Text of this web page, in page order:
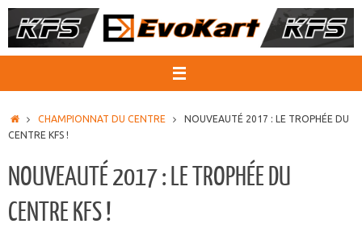
Passer
au
ACCUEIL
CHAMPIONNAT DU CENTRE
NOUVEAUTÉ 2017 : LE TROPHÉE DU
CENTRE KFS !
NOUVEAUTÉ 2017 : LE TROPHÉE DU
CENTRE KFS !